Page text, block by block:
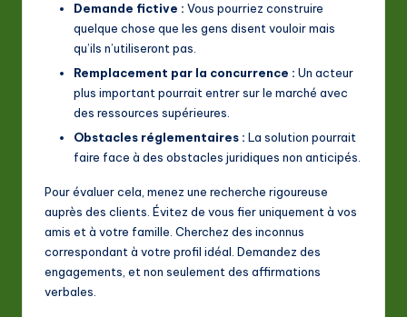
Demande fictive : Vous pourriez construire
quelque chose que les gens disent vouloir mais
qu’ils n’utiliseront pas.
Remplacement par la concurrence : Un acteur
plus important pourrait entrer sur le marché avec
des ressources supérieures.
Obstacles réglementaires : La solution pourrait
faire face à des obstacles juridiques non anticipés.
Pour évaluer cela, menez une recherche rigoureuse
auprès des clients. Évitez de vous fier uniquement à vos
amis et à votre famille. Cherchez des inconnus
correspondant à votre profil idéal. Demandez des
engagements, et non seulement des affirmations
verbales.